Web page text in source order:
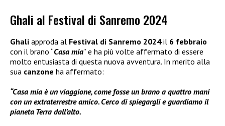
Ghali al Festival di Sanremo 2024
Ghali approda al Festival di Sanremo 2024il 6 febbraio
con il brano “Casa mia” e ha più volte affermato di essere
molto entusiasta di questa nuova avventura. In merito alla
sua canzone ha affermato:
“Casa mia è un viaggione, come fosse un brano a quattro mani
con un extraterrestre amico. Cerco di spiegargli e guardiamo il
pianeta Terra dall’alto.